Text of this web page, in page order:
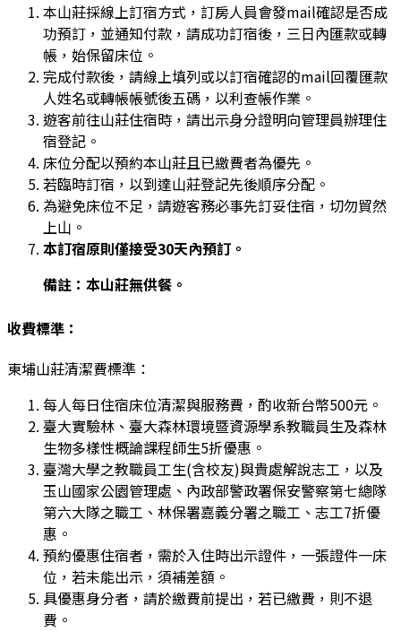
本⼭莊採線上訂宿⽅式，訂房⼈員會發mail確認是否成
功預訂，並通知付款，請成功訂宿後，三⽇內匯款或轉
帳，始保留床位。
完成付款後，請線上填列或以訂宿確認的mail回覆匯款
⼈姓名或轉帳帳號後五碼，以利查帳作業。
遊客前往⼭莊住宿時，請出⽰⾝分證明向管理員辦理住
宿登記。
床位分配以預約本⼭莊且已繳費者為優先。
若臨時訂宿，以到達⼭莊登記先後順序分配。
為避免床位不⾜，請遊客務必事先訂妥住宿，切勿貿然
上⼭。
本訂宿原則僅接受30天內預訂。
備註：本山莊無供餐。
收費標準：
東埔山莊清潔費標準：
每人每日住宿床位清潔與服務費，酌收新台幣500元。
臺大實驗林、臺大森林環境暨資源學系教職員生及森林
生物多樣性概論課程師生5折優惠。
臺灣大學之教職員工生(含校友)與貴處解說志工，以及
玉山國家公園管理處、內政部警政署保安警察第七總隊
第六大隊之職工、林保署嘉義分署之職工、志工7折優
惠。
預約優惠住宿者，需於入住時出示證件，一張證件一床
位，若未能出示，須補差額。
具優惠身分者，請於繳費前提出，若已繳費，則不退
費。